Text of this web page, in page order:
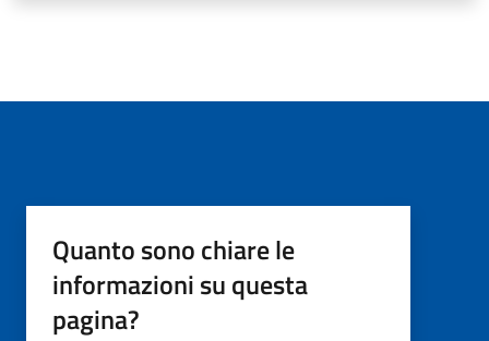
Quanto sono chiare le
informazioni su questa
pagina?